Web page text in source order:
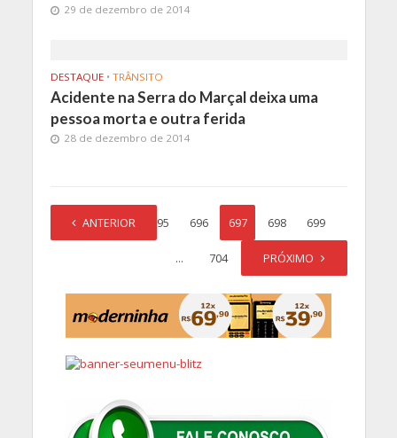
29 de dezembro de 2014
DESTAQUE • TRÂNSITO
Acidente na Serra do Marçal deixa uma
pessoa morta e outra ferida
28 de dezembro de 2014
ANTERIOR
1 … 695 696 697 698 699
… 704 PRÓXIMO